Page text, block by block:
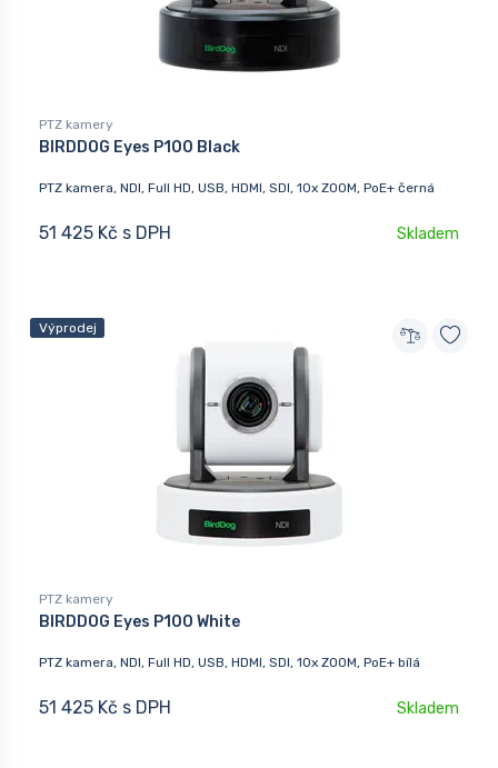
PTZ kamery
BIRDDOG Eyes P100 Black
PTZ kamera, NDI, Full HD, USB, HDMI, SDI, 10x ZOOM, PoE+ černá
51 425 Kč s DPH Skladem
Výprodej
PTZ kamery
BIRDDOG Eyes P100 White
PTZ kamera, NDI, Full HD, USB, HDMI, SDI, 10x ZOOM, PoE+ bílá
51 425 Kč s DPH Skladem